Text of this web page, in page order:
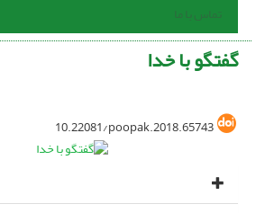
تماس با ما
گفتگو با خدا
10.22081/poopak.2018.65743